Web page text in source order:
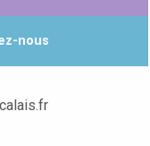
nous